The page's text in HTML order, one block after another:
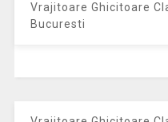
Vrajitoare Ghicitoare
Bucuresti